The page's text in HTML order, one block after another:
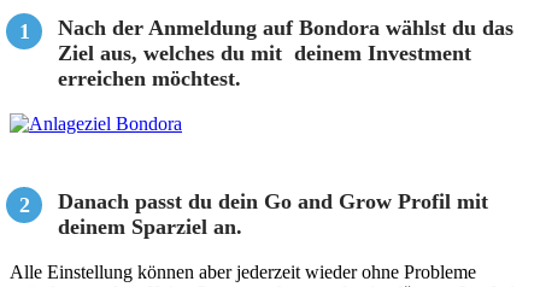
Nach der Anmeldung auf Bondora wählst du das
Ziel aus, welches du mit deinem Investment
erreichen möchtest.
Danach passt du dein Go and Grow Profil mit
deinem Sparziel an.
Alle Einstellung können aber jederzeit wieder ohne Probleme